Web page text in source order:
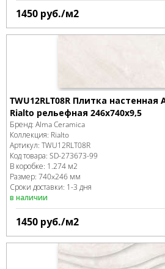
1450 руб./м2
TWU12RLT08R Плитка настенная
Rialto рельефная 246х740х9,5
Бренд: Alma Ceramica
Коллекция: Rialto
Артикул: TWU12RLT08R
Код товара: SD-273673-99
В коробке: 1.274 м2
Размер: 740x246 мм
Сроки доставки: 1-3 дня
в наличии
1450 руб./м2